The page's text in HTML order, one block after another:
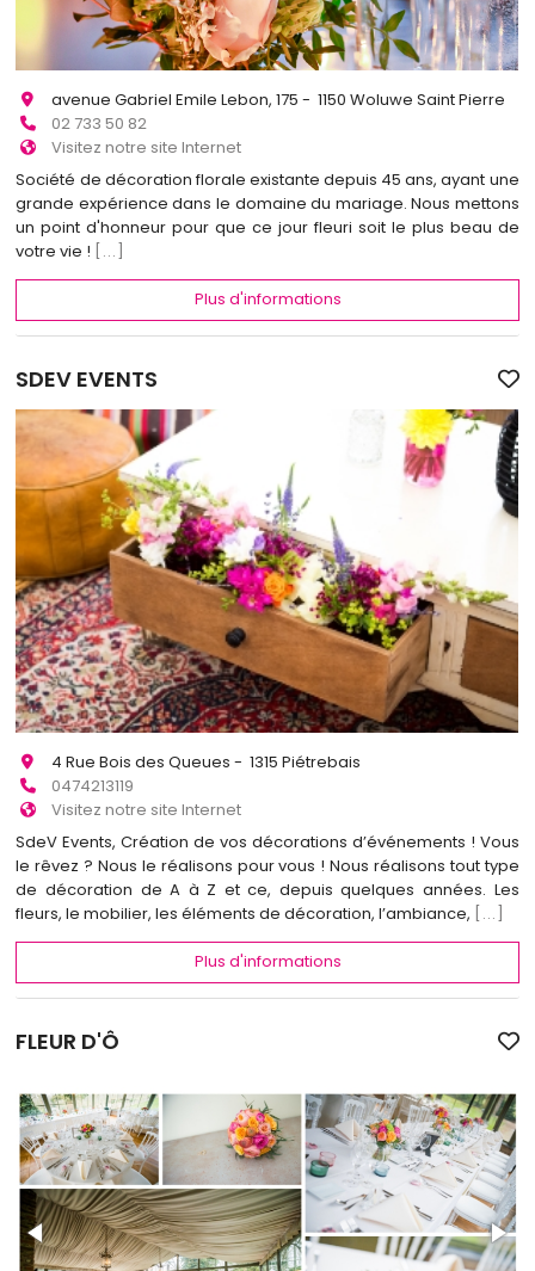
avenue Gabriel Emile Lebon, 175 - 1150 Woluwe Saint Pierre
02 733 50 82
Visitez notre site Internet
Société de décoration florale existante depuis 45 ans, ayant une
grande expérience dans le domaine du mariage. Nous mettons
un point d'honneur pour que ce jour fleuri soit le plus beau de
votre vie ! [...]
Plus d'informations
SDEV EVENTS
4 Rue Bois des Queues - 1315 Piétrebais
0474213119
Visitez notre site Internet
SdeV Events, Création de vos décorations d’événements ! Vous
le rêvez ? Nous le réalisons pour vous ! Nous réalisons tout type
de décoration de A à Z et ce, depuis quelques années. Les
fleurs, le mobilier, les éléments de décoration, l’ambiance, [...]
Plus d'informations
FLEUR D'Ô